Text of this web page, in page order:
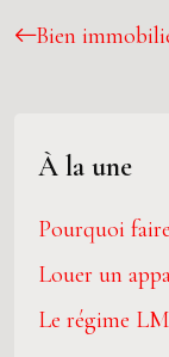
Bien
À la une
Pourquoi
Louer un
Le régime